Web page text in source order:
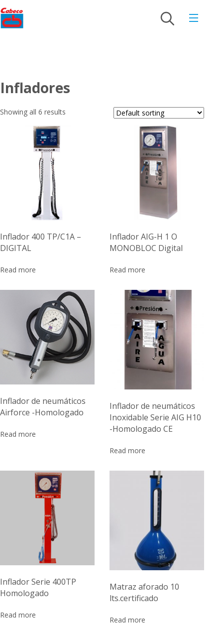
Infladores
Showing all 6 results
Inflador 400 TP/C1A –
DIGITAL
Read more
Inflador AIG-H 1 O
MONOBLOC Digital
Read more
Inflador de neumáticos
Airforce -Homologado
Read more
Inflador de neumáticos
Inoxidable Serie AIG H10
-Homologado CE
Read more
Inflador Serie 400TP
Homologado
Read more
Matraz aforado 10
lts.certificado
Read more